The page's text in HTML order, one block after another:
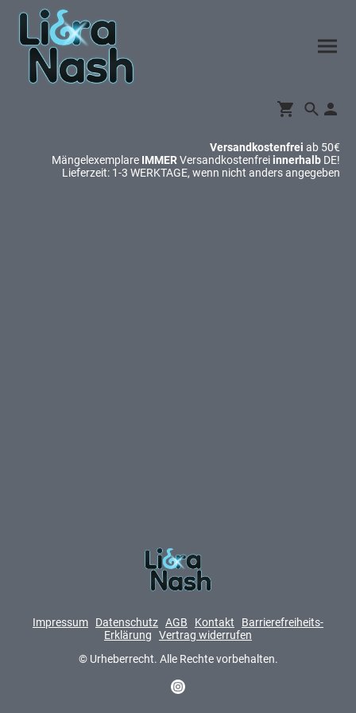
Versandkostenfrei ab 50€
Mängelexemplare IMMERVersandkostenfrei innerhalb DE!
Lieferzeit: 1-3 WERKTAGE, wenn nicht anders angegeben
Impressum Datenschutz AGB Kontakt
Barrierefreiheits-
Erklärung
Vertrag widerrufen
© Urheberrecht. Alle Rechte vorbehalten.